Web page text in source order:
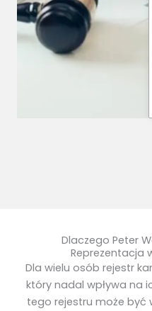
Dlaczego Peter
Reprezentacja
Dla wielu osób rejestr
który nadal wpływa na
tego rejestru może być